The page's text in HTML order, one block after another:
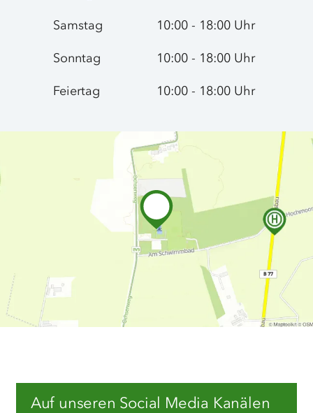
Samstag 10:00 - 18:00 Uhr
Sonntag 10:00 - 18:00 Uhr
Feiertag 10:00 - 18:00 Uhr
Auf unseren Social Media Kanälen